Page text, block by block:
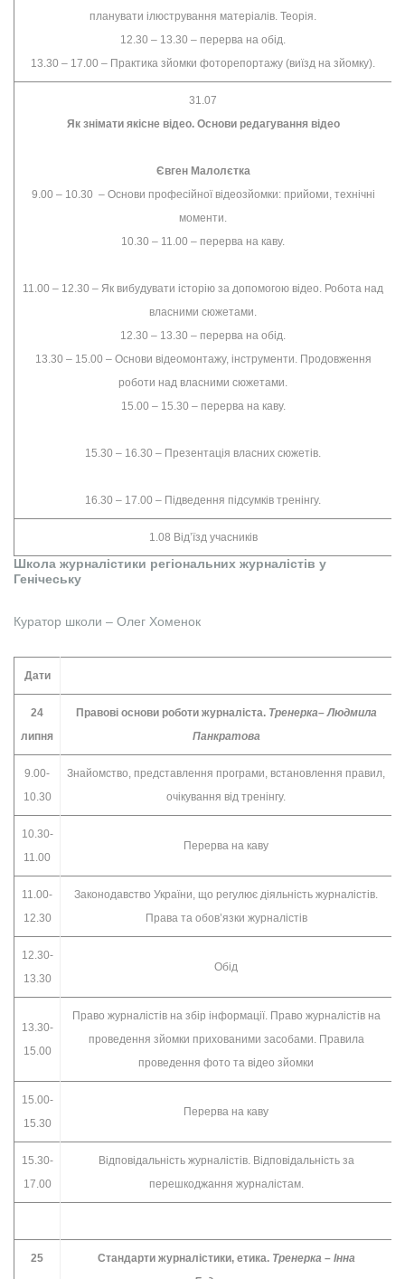
планувати ілюстрування матеріалів. Теорія.
12.30 – 13.30 – перерва на обід.
13.30 – 17.00 – Практика зйомки фоторепортажу (виїзд на зйомку).
31.07
Як знімати якісне відео. Основи редагування відео
Євген Малолєтка
9.00 – 10.30 – Основи професійної відеозйомки: прийоми, технічні
моменти.
10.30 – 11.00 – перерва на каву.
11.00 – 12.30 – Як вибудувати історію за допомогою відео. Робота над
власними сюжетами.
12.30 – 13.30 – перерва на обід.
13.30 – 15.00 – Основи відеомонтажу, інструменти. Продовження
роботи над власними сюжетами.
15.00 – 15.30 – перерва на каву.
15.30 – 16.30 – Презентація власних сюжетів.
16.30 – 17.00 – Підведення підсумків тренінгу.
1.08 Від’їзд учасників
Школа журналістики регіональних журналістів у
Генічеську
Куратор школи – Олег Хоменок
Дати
24
липня
Правові основи роботи журналіста. Тренерка– Людмила
Панкратова
9.00-
10.30
Знайомство, представлення програми, встановлення правил,
очікування від тренінгу.
10.30-
11.00
Перерва на каву
11.00-
12.30
Законодавство України, що регулює діяльність журналістів.
Права та обов’язки журналістів
12.30-
13.30
Обід
13.30-
15.00
Право журналістів на збір інформації. Право журналістів на
проведення зйомки прихованими засобами. Правила
проведення фото та відео зйомки
15.00-
15.30
Перерва на каву
15.30-
17.00
Відповідальність журналістів. Відповідальність за
перешкоджання журналістам.
25
Стандарти журналістики, етика. Тренерка – Інна